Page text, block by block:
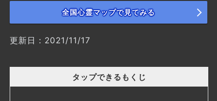
全国心霊マップで見てみる
更新日：2021/11/17
タップできるもくじ